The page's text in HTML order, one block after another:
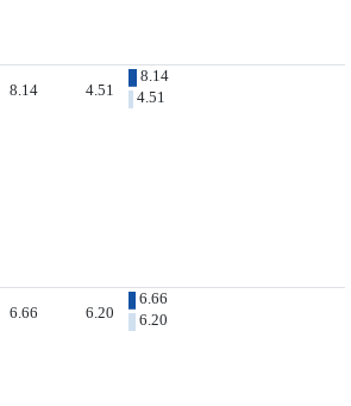
8.14 4.51
8.14
4.51
6.66 6.20
6.66
6.20